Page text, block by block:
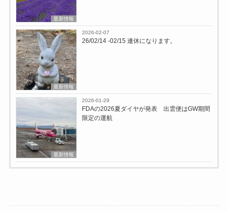
最新情報
最新情報
2026-02-07
26/02/14 -02/15 連休になります。
最新情報
2026-01-29
FDAの2026夏ダイヤが発表 出雲便はGW期間
限定の運航